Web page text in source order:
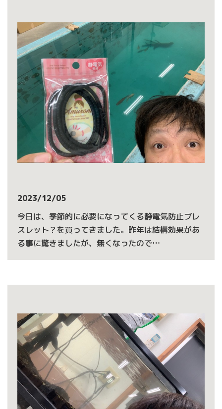
2023/12/05
今日は、季節的に必要になってくる静電気防止ブレ
スレット？を買ってきました。昨年は結構効果があ
る事に驚きましたが、無くなったので…